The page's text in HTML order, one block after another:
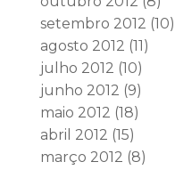
setembro 2012 (10)
agosto 2012 (11)
julho 2012 (10)
junho 2012 (9)
maio 2012 (18)
abril 2012 (15)
março 2012 (8)